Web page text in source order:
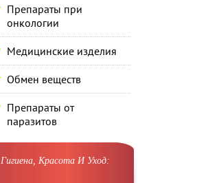
Препараты при
онкологии
Медицинские изделия
Обмен веществ
Препараты от
паразитов
Гигиена, Красота И Уход: